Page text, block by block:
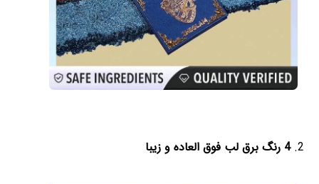
4 رنگ برق لب فوق العاده و زیبا